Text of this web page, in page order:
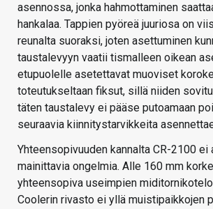
asennossa, jonka hahmottaminen
hankalaa. Tappien pyöreä juuriosa on
reunalta suoraksi, joten asettuminen
taustalevyyn vaatii tismalleen oikean
etupuolelle asetettavat muoviset
toteutukseltaan fiksut, sillä niiden
täten taustalevy ei pääse putoamaan
seuraavia kiinnitystarvikkeita
Yhteensopivuuden kannalta CR-2100 ei
mainittavia ongelmia. Alle 160 mm
yhteensopiva useimpien
Coolerin rivasto ei yllä muistipaikkojen